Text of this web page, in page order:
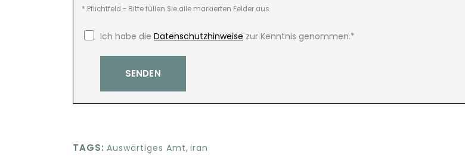
* Pflichtfeld - Bitte füllen Sie alle markierten Felder aus
Ich habe die Datenschutzhinweise zur Kenntnis genommen.*
TAGS: Auswärtiges Amt, iran